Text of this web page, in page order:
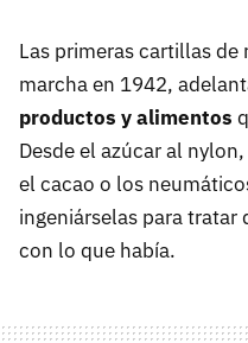
Las primeras cartillas
marcha en 1942,
productos y alimentos
Desde el azúcar al
el cacao o los
ingeniárselas para tratar
con lo que había.